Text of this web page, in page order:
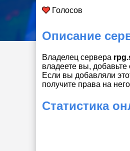
Голосов
Описание
Владелец сервера
владеете вы, добавьте
Если вы добавляли
получите права на
Статистика